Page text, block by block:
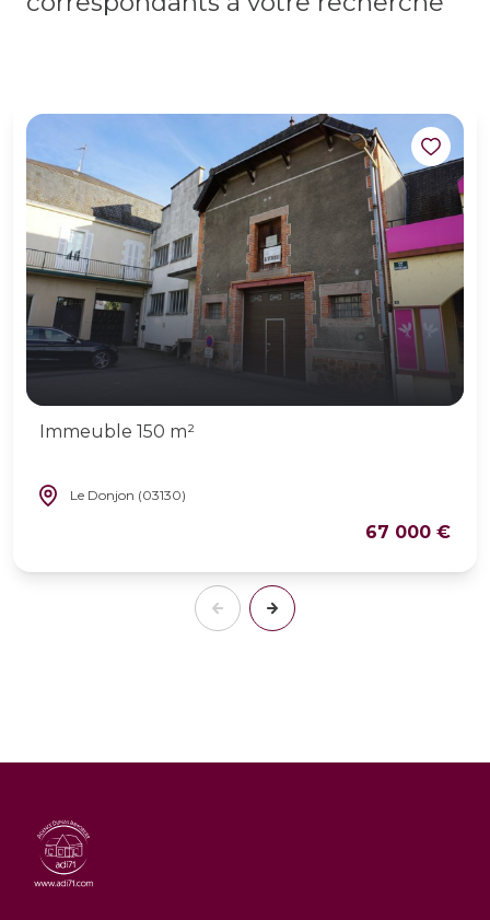
Immeuble 150 m²
Le Donjon (03130)
67 000 €